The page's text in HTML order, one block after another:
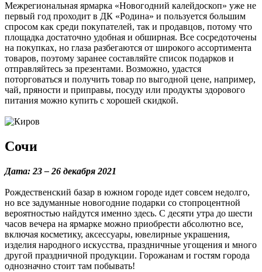
Межрегиональная ярмарка «Новогодний калейдоскоп» уже не
первый год проходит в ДК «Родина» и пользуется большим
спросом как среди покупателей, так и продавцов, потому что
площадка достаточно удобная и обширная. Все сосредоточены
на покупках, но глаза разбегаются от широкого ассортимента
товаров, поэтому заранее составляйте список подарков и
отправляйтесь за презентами. Возможно, удастся
поторговаться и получить товар по выгодной цене, например,
чай, пряности и приправы, посуду или продукты здорового
питания можно купить с хорошей скидкой.
Сочи
Дата: 23 – 26 декабря 2021
Рождественский базар в южном городе идет совсем недолго,
но все задуманные новогодние подарки со стопроцентной
вероятностью найдутся именно здесь. С десяти утра до шести
часов вечера на ярмарке можно приобрести абсолютно все,
включая косметику, аксессуары, ювелирные украшения,
изделия народного искусства, праздничные угощения и много
другой праздничной продукции. Горожанам и гостям города
однозначно стоит там побывать!